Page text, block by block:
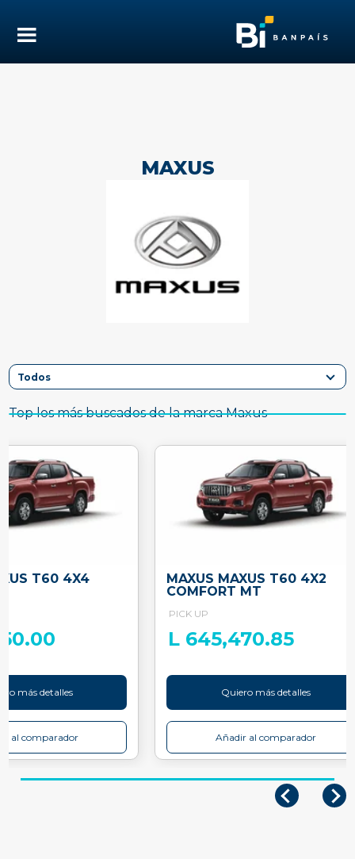
MAXUS
Top los más buscados de la marca Maxus
T60 4X4
más detalles
al comparador
MAXUS MAXUS T60 4X2
COMFORT MT
PICK UP
L 645,470.85
Quiero más detalles
Añadir al comparador